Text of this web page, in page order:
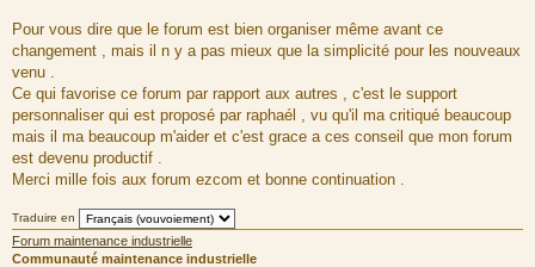
Pour vous dire que le forum est bien organiser même avant ce
changement , mais il n y a pas mieux que la simplicité pour les nouveaux
venu .
Ce qui favorise ce forum par rapport aux autres , c'est le support
personnaliser qui est proposé par raphaél , vu qu'il ma critiqué beaucoup
mais il ma beaucoup m'aider et c'est grace a ces conseil que mon forum
est devenu productif .
Merci mille fois aux forum ezcom et bonne continuation .
Traduire en
Forum maintenance industrielle
Communauté maintenance industrielle